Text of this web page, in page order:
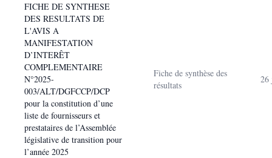
FICHE DE SYNTHESE
DES RESULTATS DE
L'AVIS A
MANIFESTATION
D’INTERÊT
COMPLEMENTAIRE
N°2025-
003/ALT/DGFCCP/DCP
pour la constitution d’une
liste de fournisseurs et
prestataires de l’Assemblée
législative de transition pour
l’année 2025
Fiche de synthèse des
résultats
26